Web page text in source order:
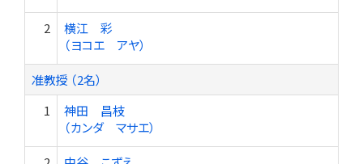
2
横江 彩
（ヨコエ アヤ）
准教授 （2名）
1
神田 昌枝
（カンダ マサエ）